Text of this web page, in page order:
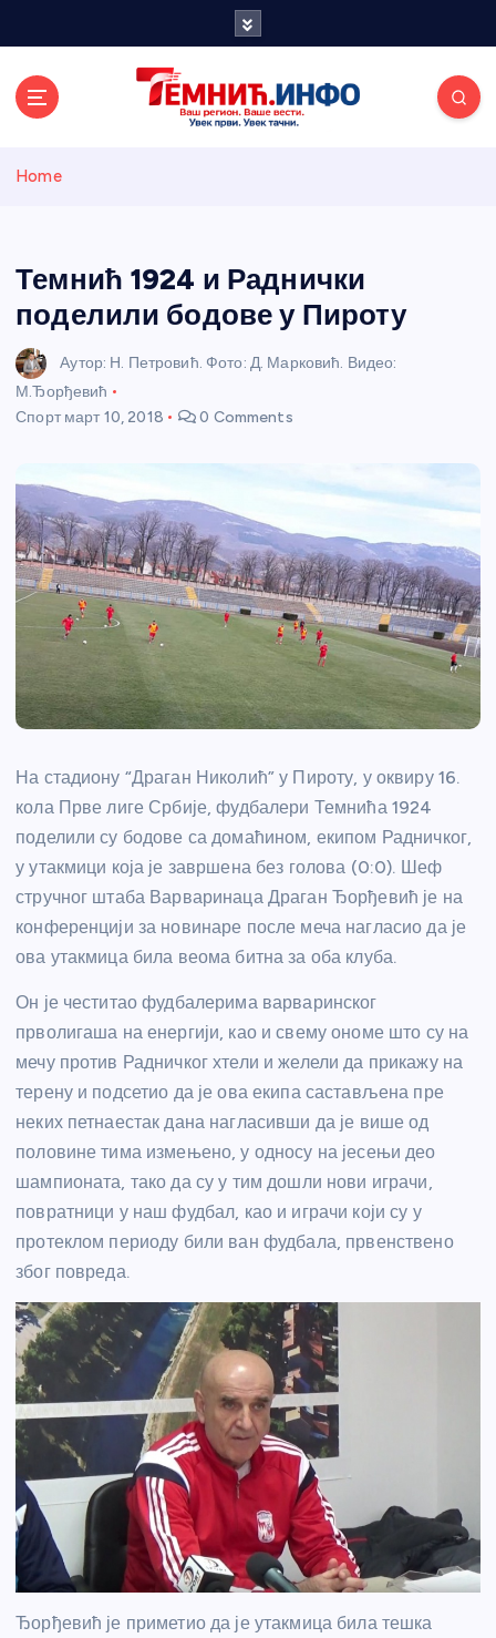
и портал
Home
Темнић 1924 и Раднички
поделили бодове у Пироту
Аутор: Н. Петровић. Фото: Д. Марковић. Видео:
М.Ђорђевић
Спорт март 10, 2018 0 Comments
На стадиону “Драган Николић” у Пироту, у оквиру 16.
кола Прве лиге Србије, фудбалери Темнића 1924
поделили су бодове са домаћином, екипом Радничког,
у утакмици која је завршена без голова (0:0). Шеф
стручног штаба Варваринаца Драган Ђорђевић је на
конференцији за новинаре после меча нагласио да је
ова утакмица била веома битна за оба клуба.
Он је честитао фудбалерима варваринског
прволигаша на енергији, као и свему ономе што су на
мечу против Радничког хтели и желели да прикажу на
терену и подсетио да је ова екипа састављена пре
неких петнаестак дана нагласивши да је више од
половине тима измењено, у односу на јесењи део
шампионата, тако да су у тим дошли нови играчи,
повратници у наш фудбал, као и играчи који су у
протеклом периоду били ван фудбала, првенствено
због повреда.
Ђорђевић је приметио да је утакмица била тешка